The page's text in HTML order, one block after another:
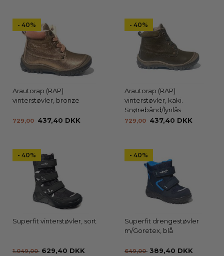
- 40%
Arautorap (RAP)
vinterstøvler, bronze
729,00 437,40 DKK
- 40%
Arautorap (RAP)
vinterstøvler, kaki.
Snørebånd/lynlås
729,00 437,40 DKK
- 40%
Superfit vinterstøvler, sort
1.049,00 629,40 DKK
- 40%
Superfit drengestøvler
m/Goretex, blå
649,00 389,40 DKK